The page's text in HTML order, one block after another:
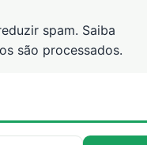
spam. Saiba
são processados.